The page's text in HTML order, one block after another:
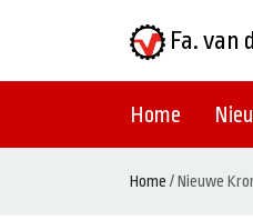
Fa. van
Home
Home /Nieuwe